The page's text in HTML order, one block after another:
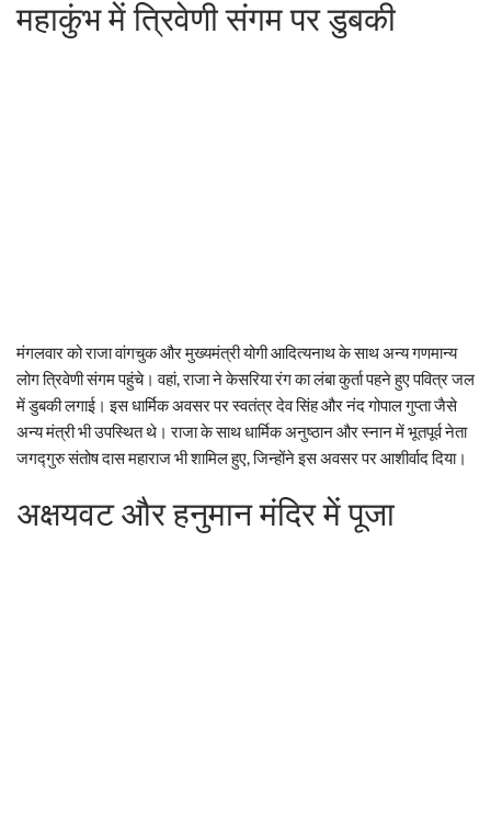
महाकुंभ में त्रिवेणी संगम पर डुबकी
मंगलवार को राजा वांगचुक और मुख्यमंत्री योगी आदित्यनाथ के साथ अन्य गणमान्य
लोग त्रिवेणी संगम पहुंचे। वहां, राजा ने केसरिया रंग का लंबा कुर्ता पहने हुए पवित्र जल
में डुबकी लगाई। इस धार्मिक अवसर पर स्वतंत्र देव सिंह और नंद गोपाल गुप्ता जैसे
अन्य मंत्री भी उपस्थित थे। राजा के साथ धार्मिक अनुष्ठान और स्नान में भूतपूर्व नेता
जगद्गुरु संतोष दास महाराज भी शामिल हुए, जिन्होंने इस अवसर पर आशीर्वाद दिया।
अक्षयवट और हनुमान मंदिर में पूजा